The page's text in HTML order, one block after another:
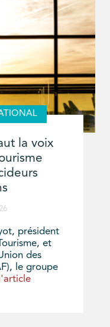
la voix
président
et
des
le groupe